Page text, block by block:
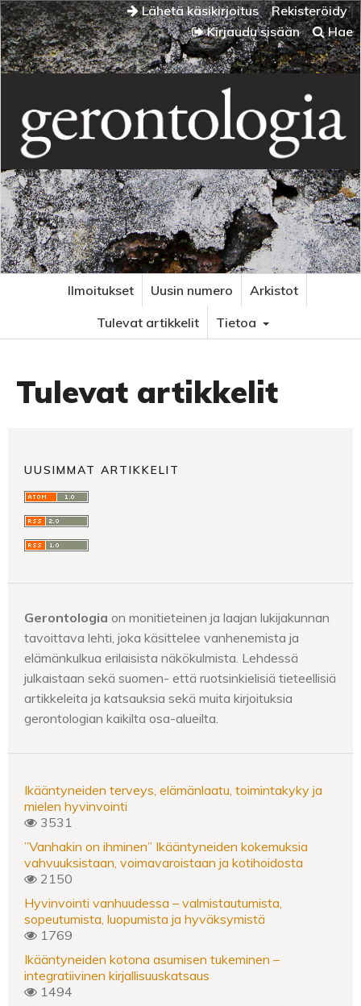
Lähetä käsikirjoitus
Rekisteröidy
Kirjaudu sisään
Hae
Ilmoitukset Uusin numero
Arkistot
Tulevat artikkelit
Tietoa
Tulevat artikkelit
UUSIMMAT ARTIKKELIT
Gerontologia on monitieteinen ja laajan lukijakunnan
tavoittava lehti, joka käsittelee vanhenemista ja
elämänkulkua erilaisista näkökulmista. Lehdessä
julkaistaan sekä suomen- että ruotsinkielisiä tieteellisiä
artikkeleita ja katsauksia sekä muita kirjoituksia
gerontologian kaikilta osa-alueilta.
Ikääntyneiden terveys, elämänlaatu, toimintakyky ja
mielen hyvinvointi
3531
”Vanhakin on ihminen” Ikääntyneiden kokemuksia
vahvuuksistaan, voimavaroistaan ja kotihoidosta
2150
Hyvinvointi vanhuudessa – valmistautumista,
sopeutumista, luopumista ja hyväksymistä
1769
Ikääntyneiden kotona asumisen tukeminen –
integratiivinen kirjallisuuskatsaus
1494